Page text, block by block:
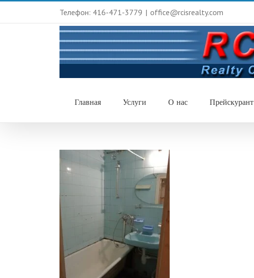
Телефон: 416-471-3779 | office@rcisrealty.com
Главная Услуги О нас Прейскурант